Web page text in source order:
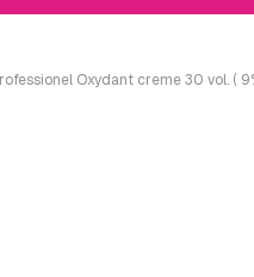
Oxydant creme 30 vol. (